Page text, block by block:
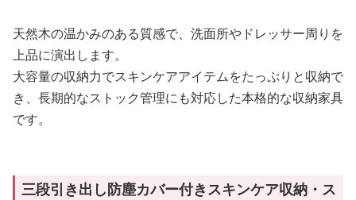
天然木の温かみのある質感で、洗面所やドレッサー周りを
上品に演出します。
大容量の収納力でスキンケアアイテムをたっぷりと収納で
き、長期的なストック管理にも対応した本格的な収納家具
です。
三段引き出し防塵カバー付きスキンケア収納・ス